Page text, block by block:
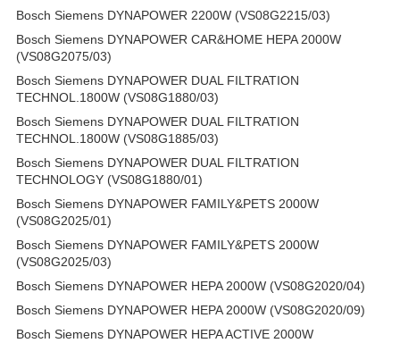
Bosch Siemens DYNAPOWER 2200W (VS08G2215/03)
Bosch Siemens DYNAPOWER CAR&HOME HEPA 2000W
(VS08G2075/03)
Bosch Siemens DYNAPOWER DUAL FILTRATION
TECHNOL.1800W (VS08G1880/03)
Bosch Siemens DYNAPOWER DUAL FILTRATION
TECHNOL.1800W (VS08G1885/03)
Bosch Siemens DYNAPOWER DUAL FILTRATION
TECHNOLOGY (VS08G1880/01)
Bosch Siemens DYNAPOWER FAMILY&PETS 2000W
(VS08G2025/01)
Bosch Siemens DYNAPOWER FAMILY&PETS 2000W
(VS08G2025/03)
Bosch Siemens DYNAPOWER HEPA 2000W (VS08G2020/04)
Bosch Siemens DYNAPOWER HEPA 2000W (VS08G2020/09)
Bosch Siemens DYNAPOWER HEPA ACTIVE 2000W